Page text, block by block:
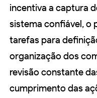
incentiva a captura
sistema confiável, o
tarefas para
organização dos
revisão constante
cumprimento das